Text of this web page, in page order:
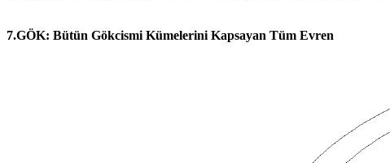
7.GÖK: Bütün Gökcismi Kümelerini Kapsayan Tüm Evren